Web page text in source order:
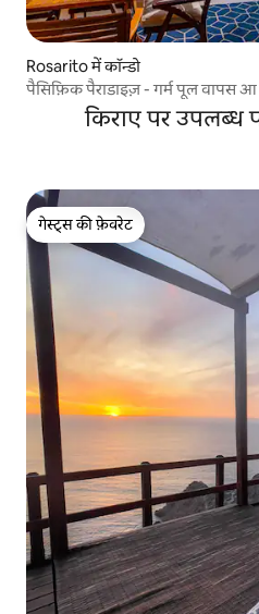
Rosarito में कॉन्डो
पैसिफ़िक पैराडाइज़ - गर्म पूल वापस आ
किराए पर उपलब्ध
गेस्ट्स की फ़ेवरेट
गेस्ट्स की फ़ेवरेट